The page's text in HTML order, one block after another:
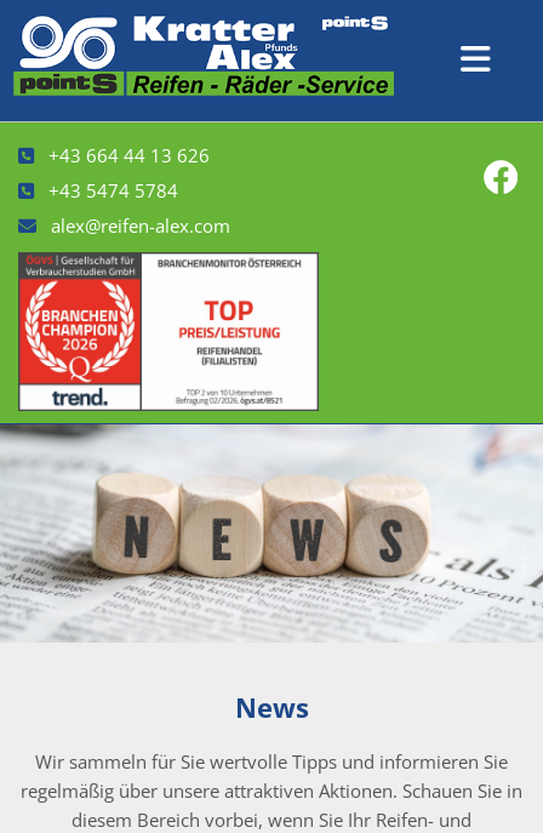
 +43 664 44 13 626
 +43 5474 5784
 alex@reifen-alex.com
News
Wir sammeln für Sie wertvolle Tipps und informieren Sie
regelmäßig über unsere attraktiven Aktionen. Schauen Sie in
diesem Bereich vorbei, wenn Sie Ihr Reifen- und